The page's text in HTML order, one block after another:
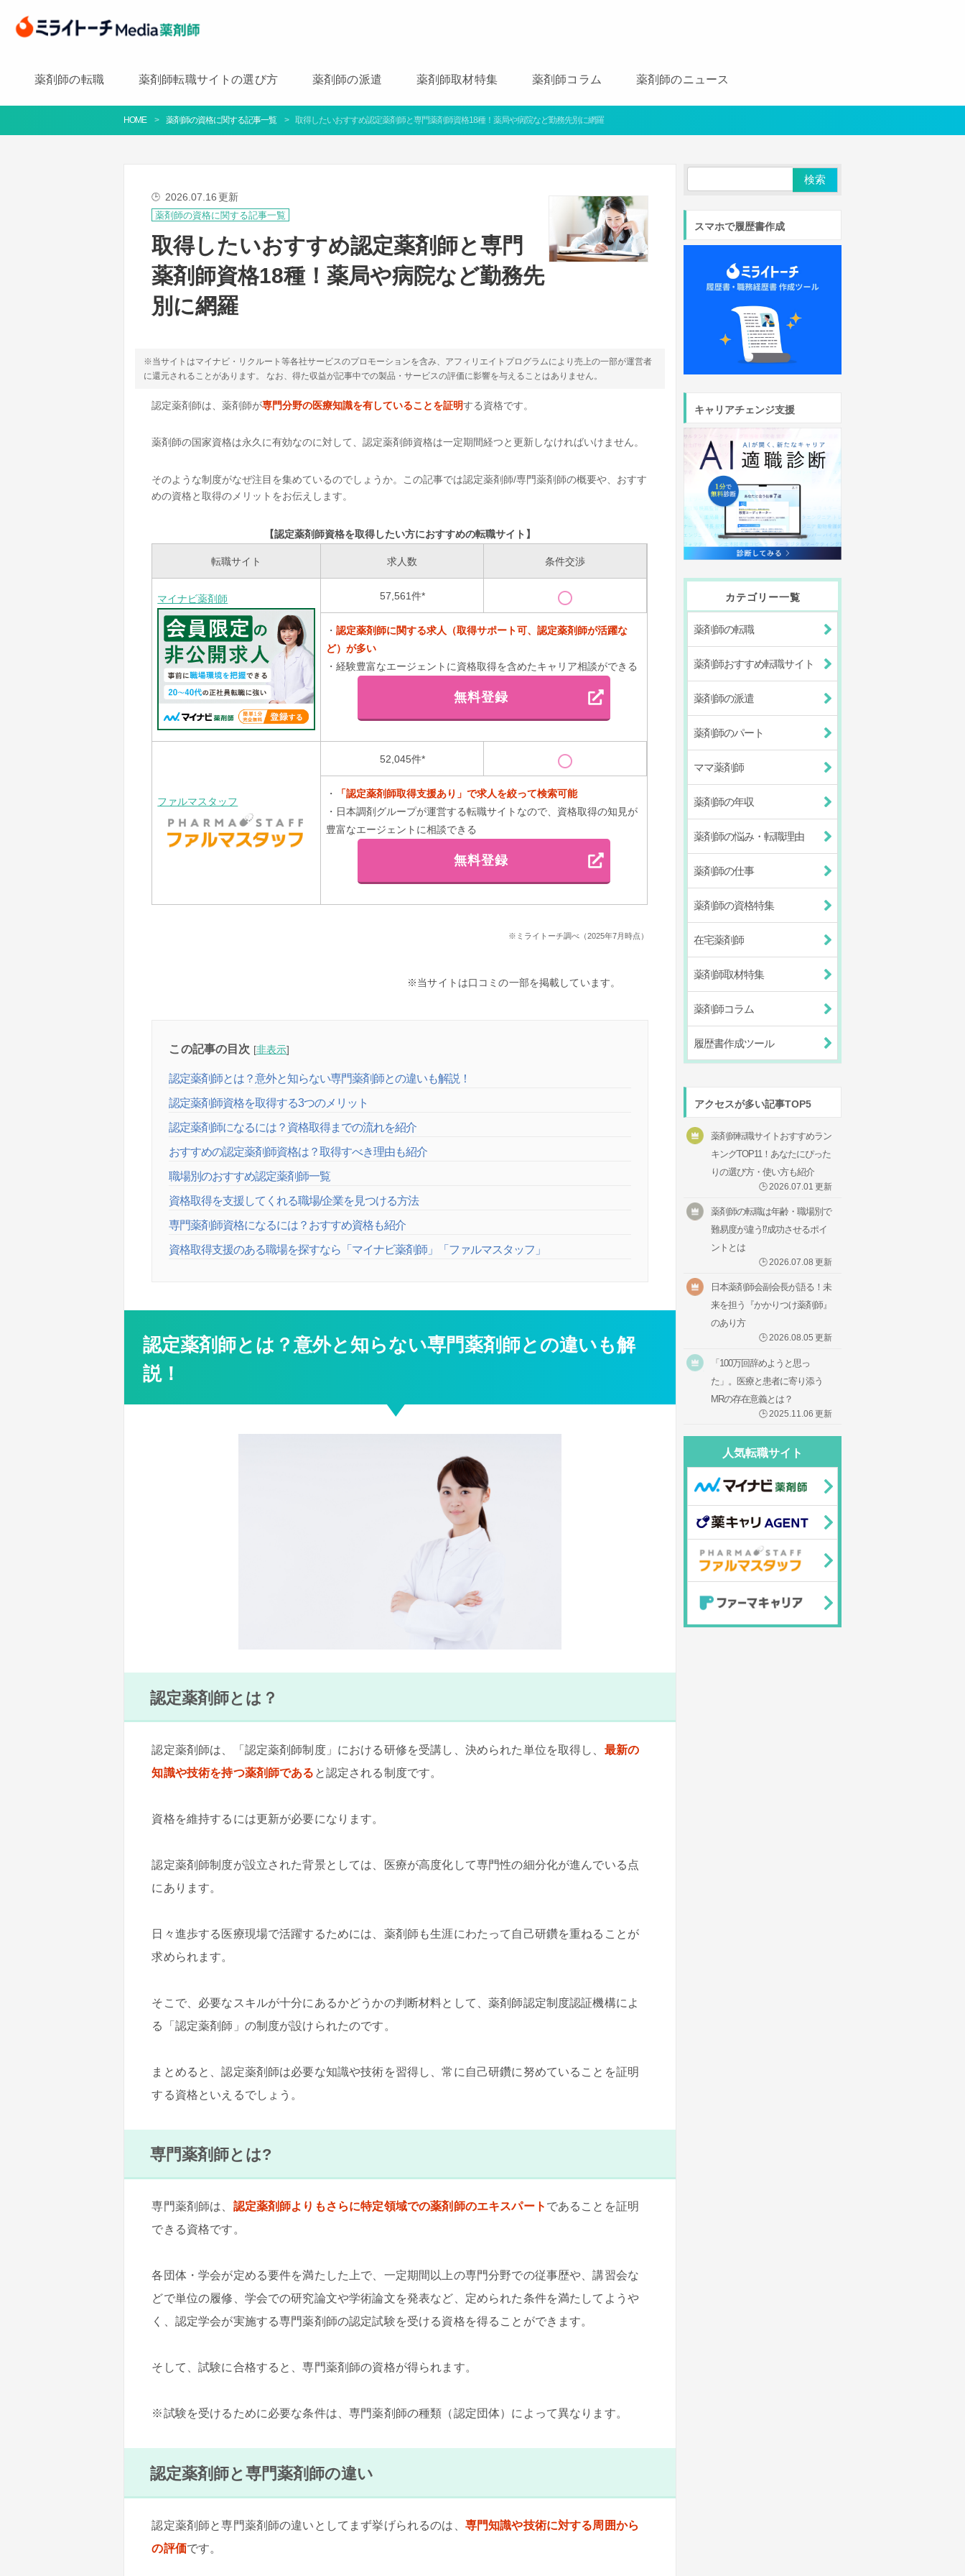
薬剤師の転職 薬剤師転職サイトの選び方 薬剤師の派遣 薬剤師取材特集 薬剤師コラム 薬剤師のニュース
HOME 薬剤師の資格に関する記事一覧 取得したいおすすめ認定薬剤師と専門薬剤師資格18種！薬局や病院など勤務先別に網羅
🕒 2026.07.16更新
薬剤師の資格に関する記事一覧
取得したいおすすめ認定薬剤師と専門
薬剤師資格18種！薬局や病院など勤務先
別に網羅
※当サイトはマイナビ・リクルート等各社サービスのプロモーションを含み、アフィリエイトプログラムにより売上の一部が運営者
に還元されることがあります。 なお、得た収益が記事中での製品・サービスの評価に影響を与えることはありません。
認定薬剤師は、薬剤師が専門分野の医療知識を有していることを証明する資格です。
薬剤師の国家資格は永久に有効なのに対して、認定薬剤師資格は一定期間経つと更新しなければいけません。
そのような制度がなぜ注目を集めているのでしょうか。この記事では認定薬剤師/専門薬剤師の概要や、おすす
めの資格と取得のメリットをお伝えします。
【認定薬剤師資格を取得したい方におすすめの転職サイト】
転職サイト 求人数 条件交渉
マイナビ薬剤師 57,561件*
・認定薬剤師に関する求人（取得サポート可、認定薬剤師が活躍な
ど）が多い
・経験豊富なエージェントに資格取得を含めたキャリア相談ができる
無料登録
ファルマスタッフ
52,045件*
・
「認定薬剤師取得支援あり」で求人を絞って検索可能
・日本調剤グループが運営する転職サイトなので、資格取得の知見が
豊富なエージェントに相談できる
無料登録
※ミライトーチ調べ（2025年7月時点）
※当サイトは口コミの一部を掲載しています。
この記事の目次 [非表示]
認定薬剤師とは？意外と知らない専門薬剤師との違いも解説！
認定薬剤師資格を取得する3つのメリット
認定薬剤師になるには？資格取得までの流れを紹介
おすすめの認定薬剤師資格は？取得すべき理由も紹介
職場別のおすすめ認定薬剤師一覧
資格取得を支援してくれる職場/企業を見つける方法
専門薬剤師資格になるには？おすすめ資格も紹介
資格取得支援のある職場を探すなら「マイナビ薬剤師」「ファルマスタッフ」
認定薬剤師とは？意外と知らない専門薬剤師との違いも解
説！
認定薬剤師とは？
認定薬剤師は、「認定薬剤師制度」における研修を受講し、決められた単位を取得し、 最新の
知識や技術を持つ薬剤師である と認定される制度です。
資格を維持するには更新が必要になります。
認定薬剤師制度が設立された背景としては、医療が高度化して専門性の細分化が進んでいる点
にあります。
日々進歩する医療現場で活躍するためには、薬剤師も生涯にわたって自己研鑽を重ねることが
求められます。
そこで、必要なスキルが十分にあるかどうかの判断材料として、薬剤師認定制度認証機構によ
る「認定薬剤師」の制度が設けられたのです。
まとめると、認定薬剤師は必要な知識や技術を習得し、常に自己研鑽に努めていることを証明
する資格といえるでしょう。
専門薬剤師とは?
専門薬剤師は、 認定薬剤師よりもさらに特定領域での薬剤師のエキスパート であることを証明
できる資格です。
各団体・学会が定める要件を満たした上で、一定期間以上の専門分野での従事歴や、講習会な
どで単位の履修、学会での研究論文や学術論文を発表など、定められた条件を満たしてようや
く、認定学会が実施する専門薬剤師の認定試験を受ける資格を得ることができます。
そして、試験に合格すると、専門薬剤師の資格が得られます。
※試験を受けるために必要な条件は、専門薬剤師の種類（認定団体）によって異なります。
認定薬剤師と専門薬剤師の違い
認定薬剤師と専門薬剤師の違いとしてまず挙げられるのは、 専門知識や技術に対する周囲から
の評価です。
スマホで履歴書作成
キャリアチェンジ支援
カテゴリー一覧
薬剤師の転職
薬剤師おすすめ転職サイト
薬剤師の派遣
薬剤師のパート
ママ薬剤師
薬剤師の年収
薬剤師の悩み・転職理由
薬剤師の仕事
薬剤師の資格特集
在宅薬剤師
薬剤師取材特集
薬剤師コラム
履歴書作成ツール
アクセスが多い記事TOP5
薬剤師転職サイトおすすめラン
キングTOP11！あなたにぴった
りの選び方・使い方も紹介
🕒2026.07.01 更新
薬剤師の転職は年齢・職場別で
難易度が違う⁉成功させるポイ
ントとは
🕒2026.07.08 更新
日本薬剤師会副会長が語る！未
来を担う『かかりつけ薬剤師』
のあり方
🕒2026.08.05 更新
「100万回辞めようと思っ
た」。医療と患者に寄り添う
MRの存在意義とは？
🕒 2025.11.06 更新
人気転職サイト